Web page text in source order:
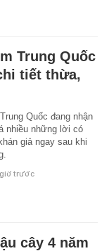
Trung Quốc
tiết thừa,
Quốc đang nhận
nhiều những lời có
giả ngay sau khi
trước
cây 4 năm